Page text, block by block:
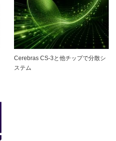
Cerebras CS-3と他チップで分散シ
ステム